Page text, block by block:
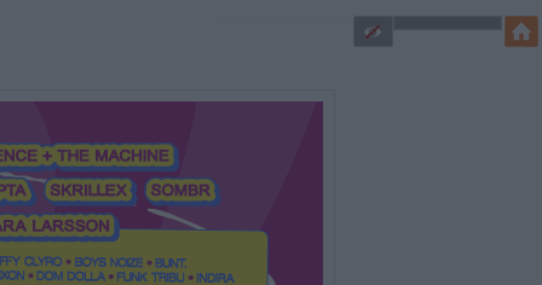
SÜTI BEÁLLÍTÁSOK MÓDOSÍTÁSA